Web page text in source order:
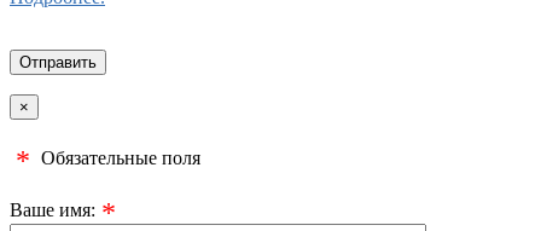
×
* Обязательные поля
Ваше имя: *